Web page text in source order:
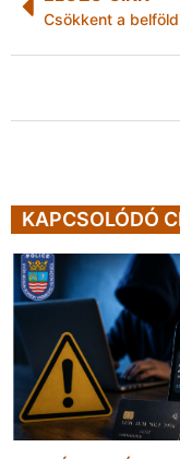
Csökkent a
KAPCSOLÓDÓ